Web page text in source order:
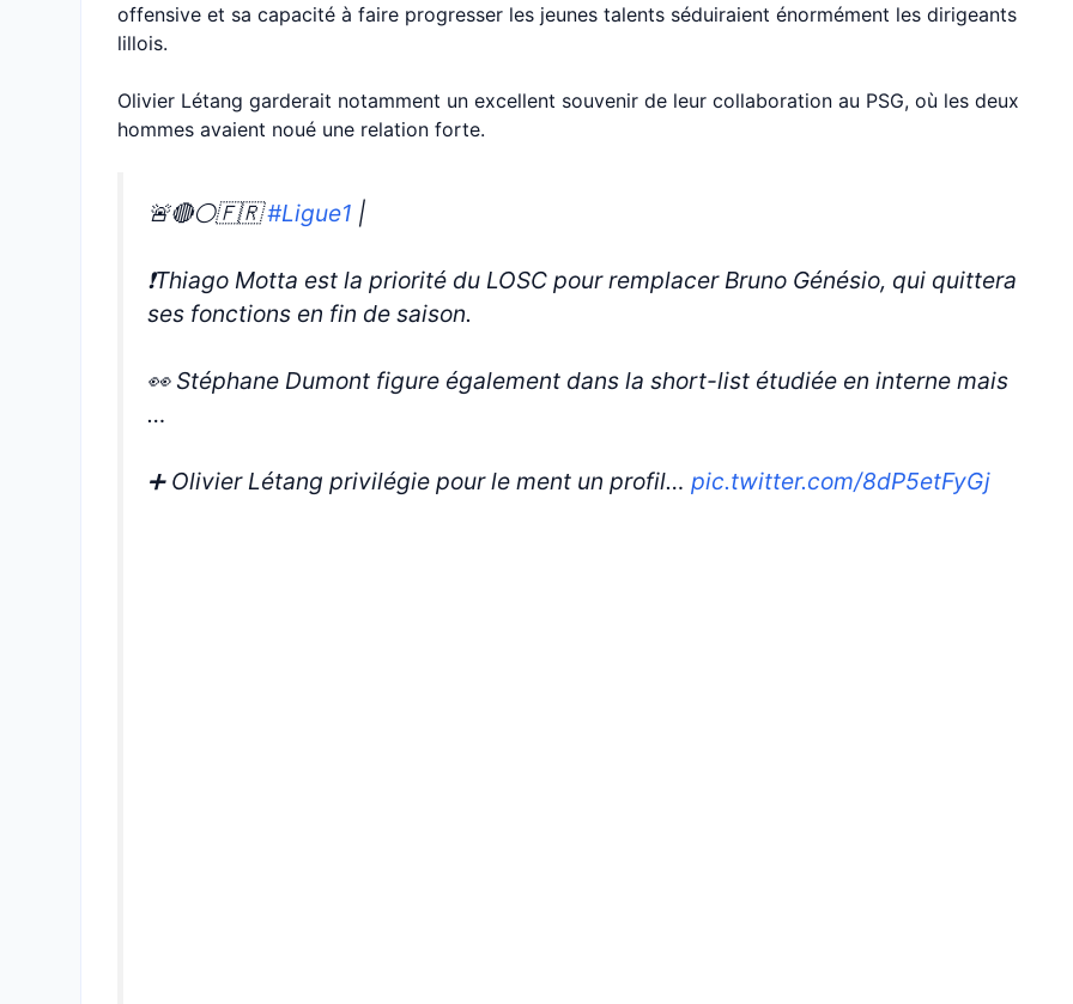
offensive et sa capacité à faire progresser les jeunes talents séduiraient énormément les dirigeants
lillois.
Olivier Létang garderait notamment un excellent souvenir de leur collaboration au PSG, où les deux
hommes avaient noué une relation forte.
🚨🔴⚪️🇫🇷#Ligue1 |
❗️Thiago Motta est la priorité du LOSC pour remplacer Bruno Génésio, qui quittera
ses fonctions en fin de saison.
👀 Stéphane Dumont figure également dans la short-list étudiée en interne mais
…
➕️ Olivier Létang privilégie pour le ment un profil… pic.twitter.com/8dP5etFyGj